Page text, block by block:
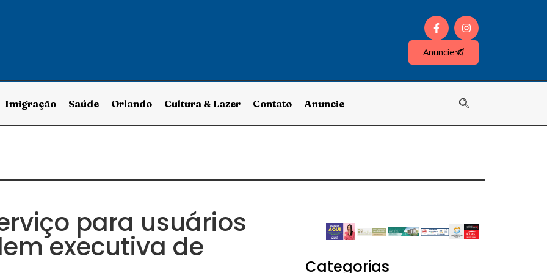
Anuncie
Imigração Saúde Orlando Cultura & Lazer Contato Anuncie
para usuários
executiva de
Categorias